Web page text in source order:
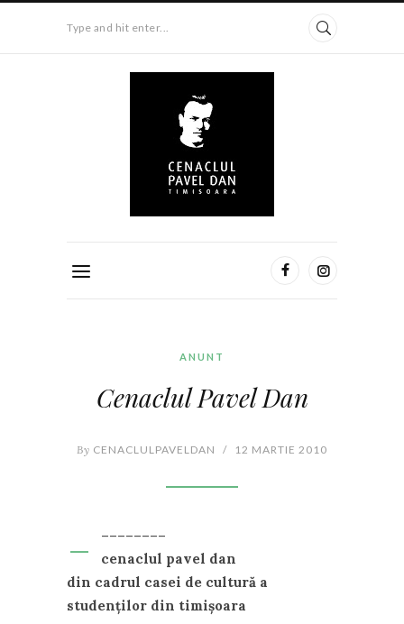
Type and hit enter...
ANUNT
Cenaclul Pavel Dan
By CENACLULPAVELDAN / 12 MARTIE 2010
–
––––––––
cenaclul pavel dan
din cadrul casei de cultură a
studenţilor din timişoara